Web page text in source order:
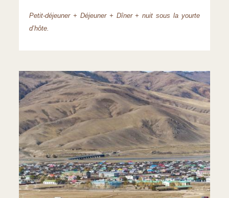
Petit-déjeuner + Déjeuner + Dîner + nuit sous la yourte
d’hôte.